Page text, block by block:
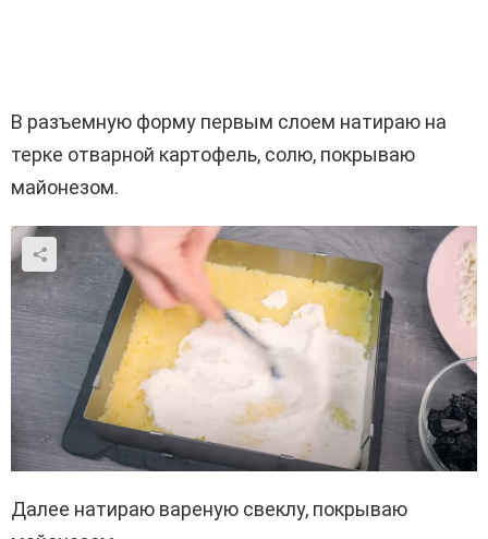
В разъемную форму первым слоем натираю на
терке отварной картофель, солю, покрываю
майонезом.
Далее натираю вареную свеклу, покрываю